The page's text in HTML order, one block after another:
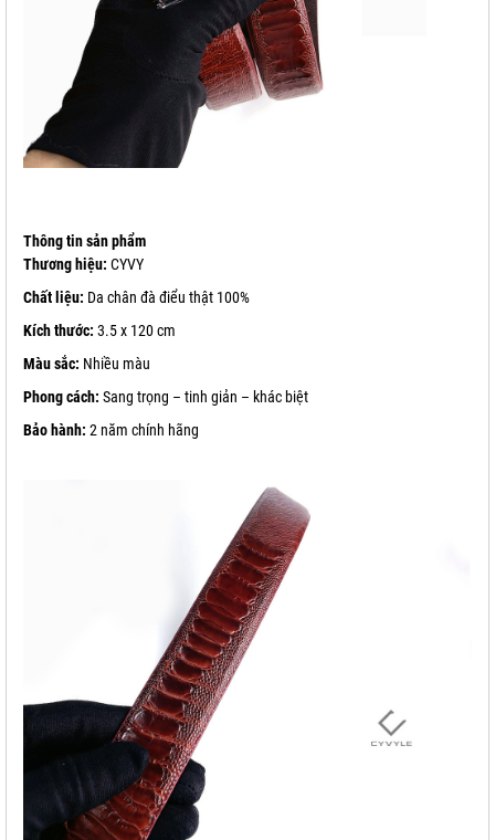
Thông tin sản phẩm
Thương hiệu: CYVY
Chất liệu: Da chân đà điểu thật 100%
Kích thước: 3.5 x 120 cm
Màu sắc: Nhiều màu
Phong cách: Sang trọng – tinh giản – khác biệt
Bảo hành: 2 năm chính hãng